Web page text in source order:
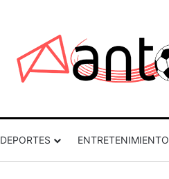
DEPORTES ENTRETENIMIENTO